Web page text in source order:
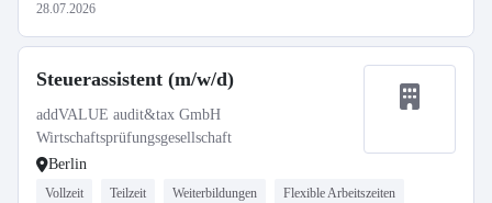
28.07.2026
Steuerassistent (m/w/d)
addVALUE audit&tax GmbH
Wirtschaftsprüfungsgesellschaft
Berlin
Vollzeit Teilzeit Weiterbildungen Flexible Arbeitszeiten